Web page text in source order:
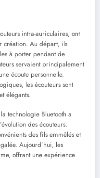
intra-auriculaires, ont
création. Au départ, ils
à porter pendant de
servaient principalement
écoute personnelle.
les écouteurs sont
élégants.
technologie Bluetooth a
des écouteurs.
des fils emmêlés et
Aujourd’hui, les
offrant une expérience